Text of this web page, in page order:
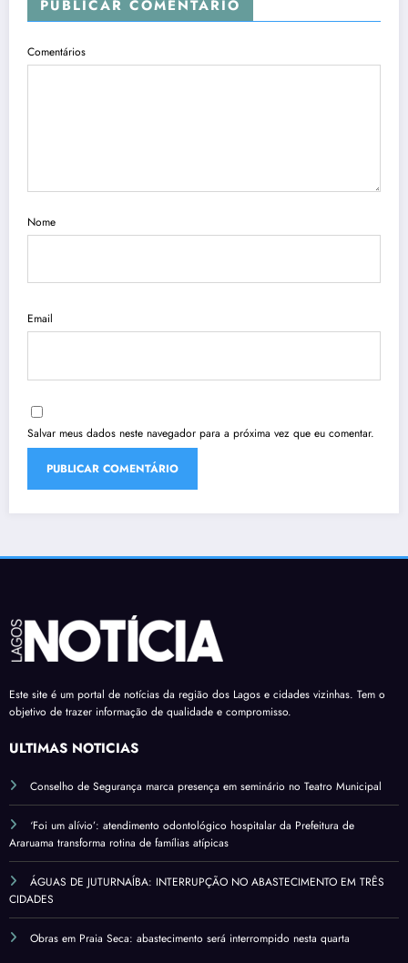
PUBLICAR COMENTÁRIO
Comentários
Nome
Email
Salvar meus dados neste navegador para a próxima vez que eu comentar.
Este site é um portal de notícias da região dos Lagos e cidades vizinhas. Tem o
objetivo de trazer informação de qualidade e compromisso.
ÚLTIMAS NOTÍCIAS
Conselho de Segurança marca presença em seminário no Teatro Municipal
‘Foi um alívio’: atendimento odontológico hospitalar da Prefeitura de
Araruama transforma rotina de famílias atípicas
ÁGUAS DE JUTURNAÍBA: INTERRUPÇÃO NO ABASTECIMENTO EM TRÊS
CIDADES
Obras em Praia Seca: abastecimento será interrompido nesta quarta